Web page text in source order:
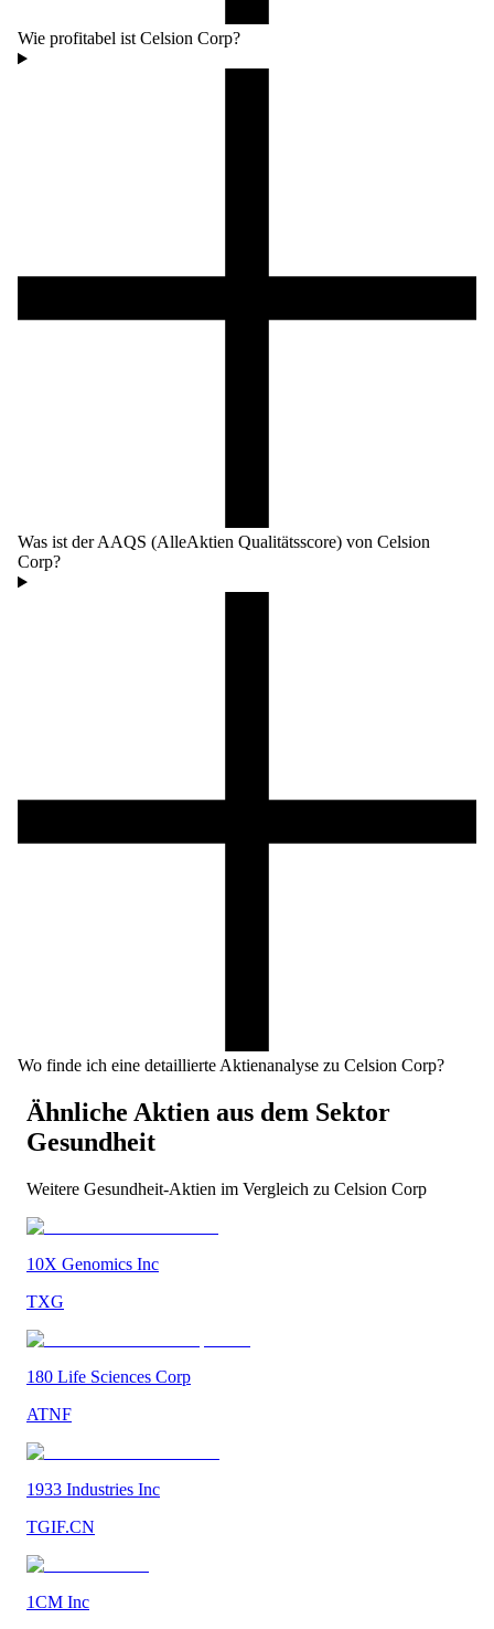
Wie profitabel ist Celsion Corp?
Was ist der AAQS (AlleAktien Qualitätsscore) von Celsion
Corp?
Wo finde ich eine detaillierte Aktienanalyse zu Celsion Corp?
Ähnliche Aktien aus dem Sektor
Gesundheit
Weitere Gesundheit-Aktien im Vergleich zu Celsion Corp
10X Genomics Inc
TXG
180 Life Sciences Corp
ATNF
1933 Industries Inc
TGIF.CN
1CM Inc